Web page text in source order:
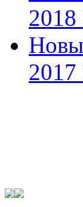
2018
2017